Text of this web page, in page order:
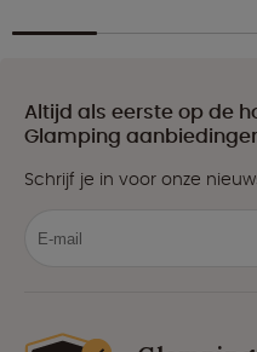
Altijd als eerste op de
Glamping
Schrijf je in voor onze